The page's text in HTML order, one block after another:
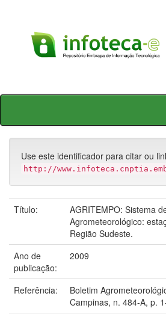
Skip
Use este identificador para citar ou
http://
Título:
AGRITEMPO: Sistema
Agrometeorológico:
Região Sudeste.
Ano de
publicação:
2009
Referência:
Boletim
Campinas, n. 484-A, p.